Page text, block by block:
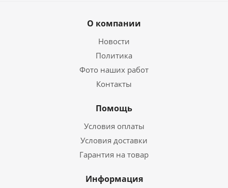
О компании
Новости
Политика
Фото наших работ
Контакты
Помощь
Условия оплаты
Условия доставки
Гарантия на товар
Информация